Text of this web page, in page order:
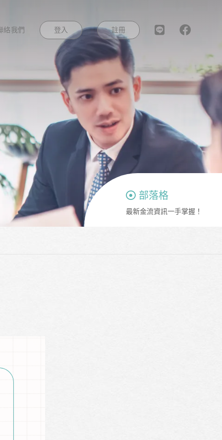
絡我們 登入 註冊
部落格
最新金流資訊一手掌握！